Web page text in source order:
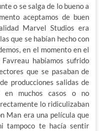
o se salga de lo bueno a
aceptamos de buen
Marvel Studios era
que se habían hecho con
en el momento en el
habíamos sufrido
que se pasaban de
producciones salidas de
en muchos casos o no
lo ridiculizaban
Man era una película que
tampoco te hacía sentir